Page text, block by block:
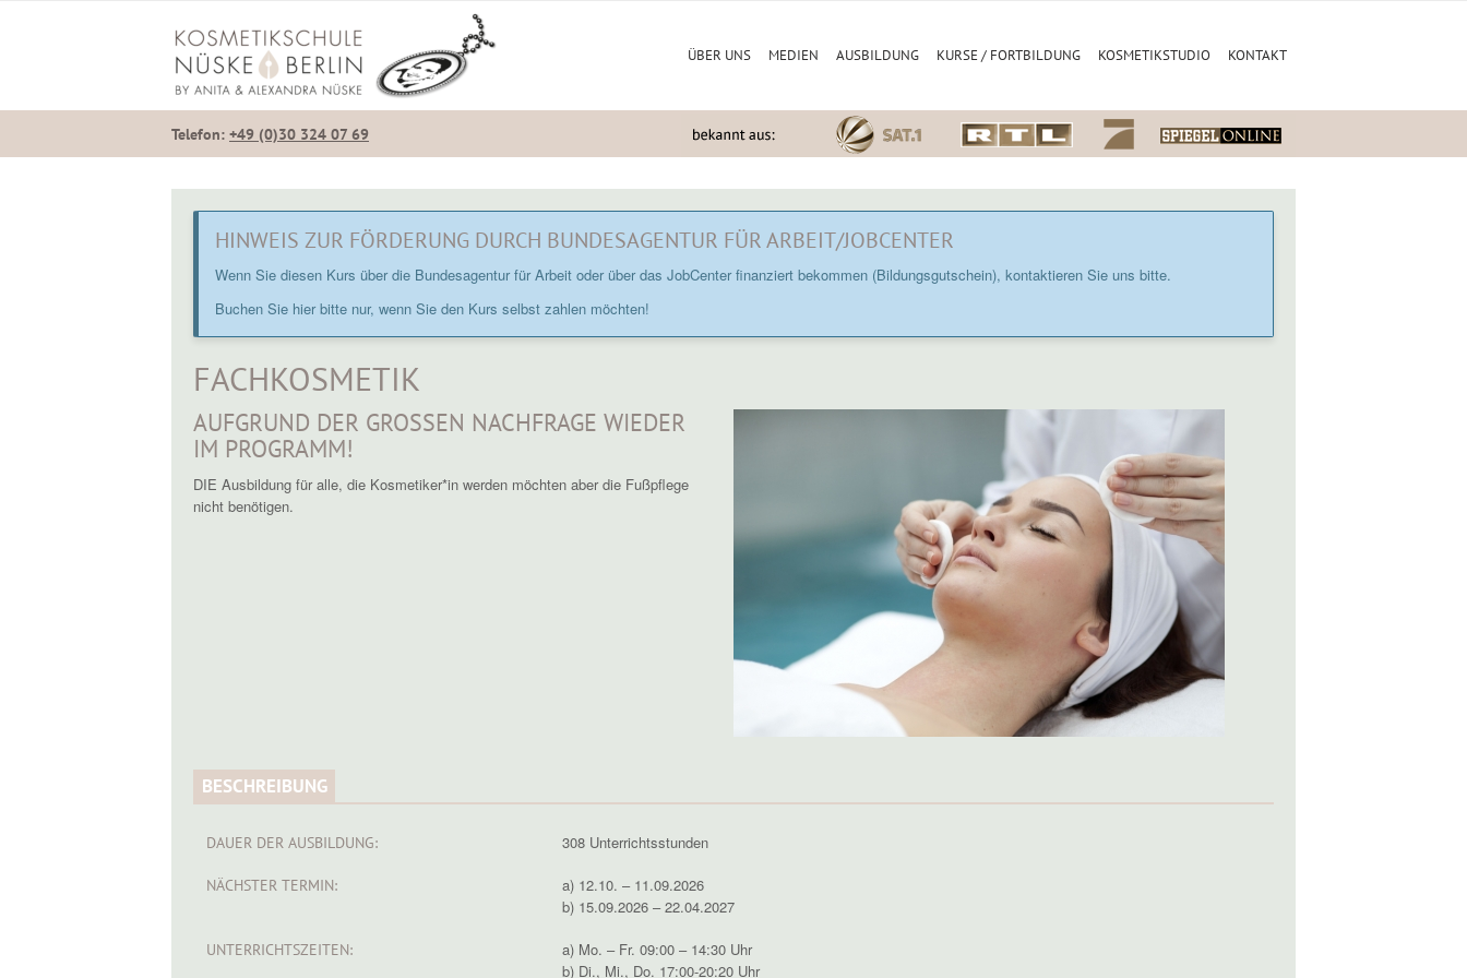
ÜBER UNS MEDIEN AUSBILDUNG KURSE / FORTBILDUNG KOSMETIKSTUDIO KONTAKT
Telefon: +49 (0)30 324 07 69
HINWEIS ZUR FÖRDERUNG DURCH BUNDESAGENTUR FÜR ARBEIT/JOBCENTER
Wenn Sie diesen Kurs über die Bundesagentur für Arbeit oder über das JobCenter finanziert bekommen (Bildungsgutschein), kontaktieren Sie uns bitte.
Buchen Sie hier bitte nur, wenn Sie den Kurs selbst zahlen möchten!
FACHKOSMETIK
AUFGRUND DER GROSSEN NACHFRAGE WIEDER I
M PROGRAMM!
DIE Ausbildung für alle, die Kosmetiker*in werden möchten aber die Fußpflege
nicht benötigen.
BESCHREIBUNG
DAUER DER AUSBILDUNG: 308 Unterrichtsstunden
NÄCHSTER TERMIN:
a) 12.10. – 11.09.2026
b) 15.09.2026 – 22.04.2027
UNTERRICHTSZEITEN:
a) Mo. – Fr. 09:00 – 14:30 Uhr
b) Di., Mi., Do. 17:00-20:20 Uhr